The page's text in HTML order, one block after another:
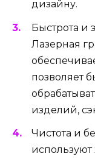
дизайну.
Быстрота и
Лазерная
позволяет
изделий,
Чистота и
используют